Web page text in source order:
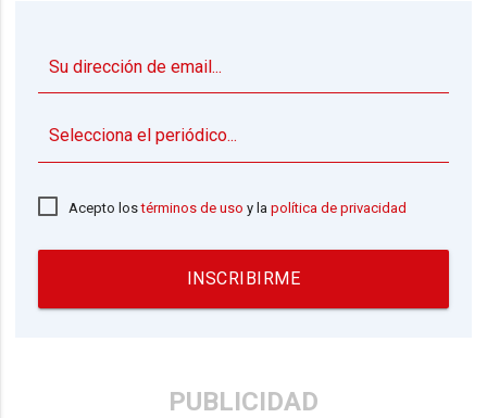
Acepto lostérminos de uso y lapolítica de privacidad
INSCRIBIRME
PUBLICIDAD